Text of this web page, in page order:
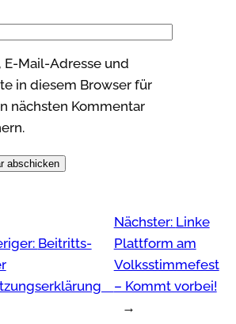
E-Mail-Adresse und
in diesem Browser für
nächsten Kommentar
Beitritts-
Nächster: Linke
Plattform am
Volksstimmefest
– Kommt vorbei!
→